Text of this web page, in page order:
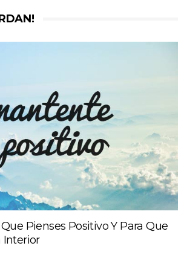
Pienses Positivo Y Para Que
Interior